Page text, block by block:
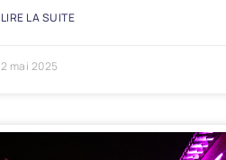
LIRE LA SUITE
2 mai 2025